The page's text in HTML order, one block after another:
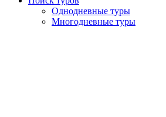
Однодневные туры
Многодневные туры